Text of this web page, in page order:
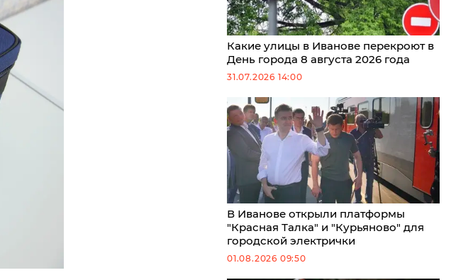
Какие улицы в Иванове перекроют в
День города 8 августа 2026 года
31.07.2026 14:00
В Иванове открыли платформы
"Красная Талка" и "Курьяново" для
городской электрички
01.08.2026 09:50